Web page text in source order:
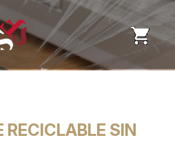
RECICLABLE SIN